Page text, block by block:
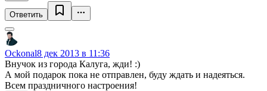
Ответить
Ockonal8 дек 2013 в 11:36
Внучок из города Калуга, жди! :)
А мой подарок пока не отправлен, буду ждать и надеяться.
Всем праздничного настроения!